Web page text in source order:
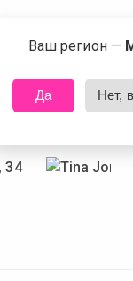
Ваш регион —
Да Нет,